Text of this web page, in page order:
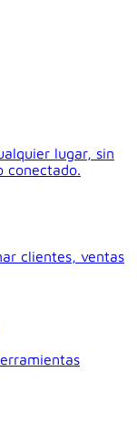
lugar, sin
conectado.
clientes, ventas